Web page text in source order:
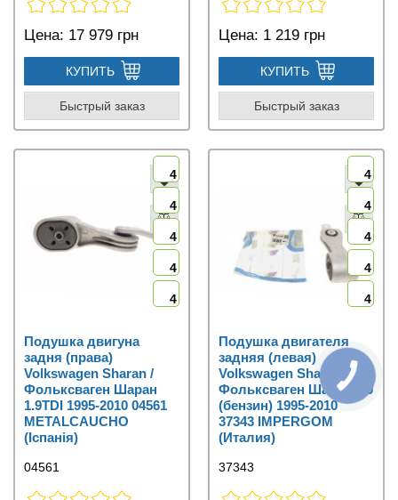
Цена: 17 979 грн
КУПИТЬ
Быстрый заказ
Цена: 1 219 грн
КУПИТЬ
Быстрый заказ
4
4
4
4
4
Подушка двигуна
задня (права)
Volkswagen Sharan /
Фольксваген Шаран
1.9TDI 1995-2010 04561
METALCAUCHO
(Іспанія)
04561
4
4
4
4
4
Подушка двигателя
задняя (левая)
Volkswagen Sharan /
Фольксваген Шаран 2.0
(бензин) 1995-2010
37343 IMPERGOM
(Италия)
37343